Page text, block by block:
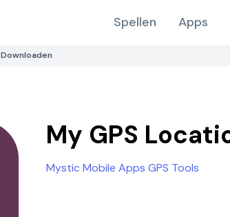
Spellen Apps
Downloaden
My GPS
Mystic Mobile Apps GPS Tools